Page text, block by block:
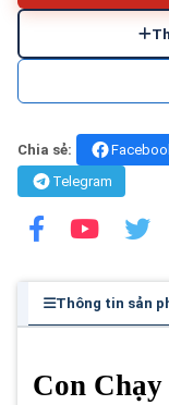
Chia sẻ:
Telegram
Thông tin sản
Con